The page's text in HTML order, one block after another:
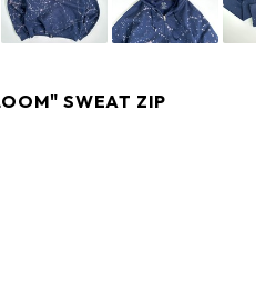
SWEAT ZIP